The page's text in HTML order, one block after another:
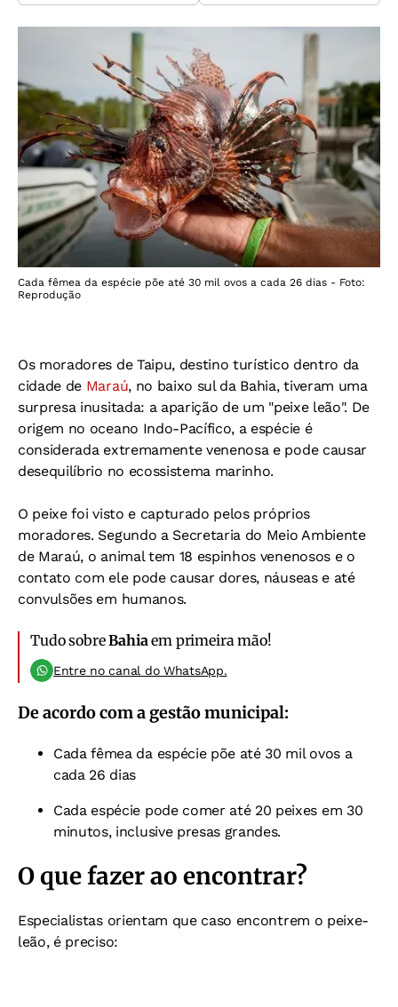
Cada fêmea da espécie põe até 30 mil ovos a cada 26 dias - Foto:
Reprodução
Os moradores de Taipu, destino turístico dentro da
cidade de Maraú, no baixo sul da Bahia, tiveram uma
surpresa inusitada: a aparição de um "peixe leão". De
origem no oceano Indo-Pacífico, a espécie é
considerada extremamente venenosa e pode causar
desequilíbrio no ecossistema marinho.
O peixe foi visto e capturado pelos próprios
moradores. Segundo a Secretaria do Meio Ambiente
de Maraú, o animal tem 18 espinhos venenosos e o
contato com ele pode causar dores, náuseas e até
convulsões em humanos.
Tudo sobreBahiaem primeira mão!
Entre no canal do WhatsApp.
De acordo com a gestão municipal:
Cada fêmea da espécie põe até 30 mil ovos a
cada 26 dias
Cada espécie pode comer até 20 peixes em 30
minutos, inclusive presas grandes.
O que fazer ao encontrar?
Especialistas orientam que caso encontrem o peixe-
leão, é preciso: